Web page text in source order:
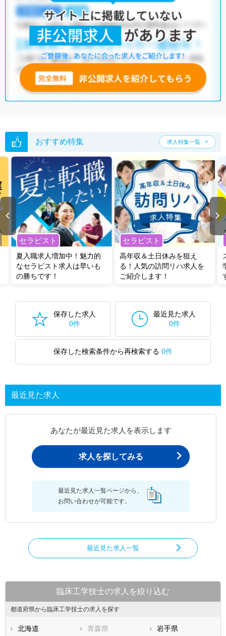
おすすめ特集 求人特集一覧
セラピスト
夏入職求人増加中！魅力的
なセラピスト求人は早いも
の勝ちです！
セラピスト
高年収＆土日休みを狙え
る！人気の訪問リハ求人を
ご紹介します！
保存した求人
0件
最近見た求人
0件
保存した検索条件から再検索する 0件
最近見た求人
あなたが最近見た求人を表示します
求人を探してみる
最近見た求人一覧ページから、
お問い合わせが可能です。
最近見た求人一覧
臨床工学技士の求人を絞り込む
都道府県から臨床工学技士の求人を探す
北海道 青森県
岩手県